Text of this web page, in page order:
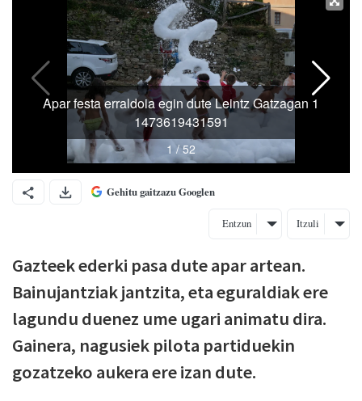
Gehitu gaitzazu Googlen
Entzun Itzuli
Gazteek ederki pasa dute apar artean.
Bainujantziak jantzita, eta eguraldiak ere
lagundu duenez ume ugari animatu dira.
Gainera, nagusiek pilota partiduekin
gozatzeko aukera ere izan dute.